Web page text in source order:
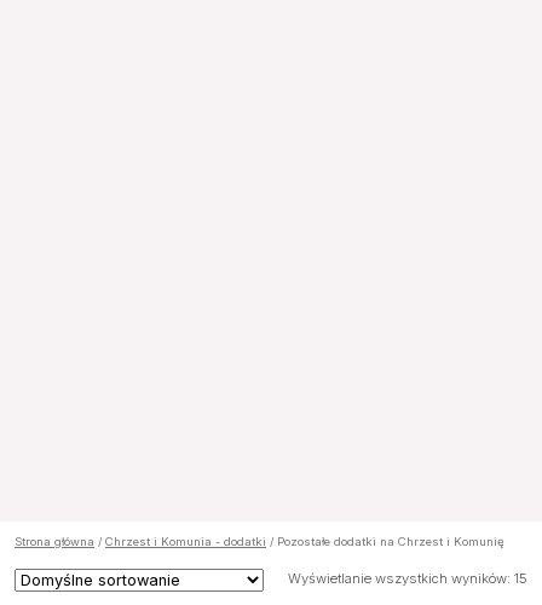
Strona główna / Chrzest i Komunia - dodatki / Pozostałe dodatki na Chrzest i Komunię
Wyświetlanie wszystkich wyników: 15